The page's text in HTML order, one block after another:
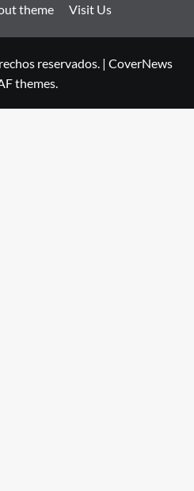
theme Visit Us
reservados. | CoverNews
themes.